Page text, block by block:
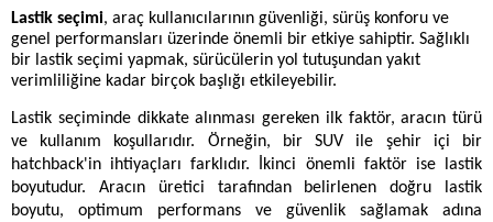
Lastik seçimi, araç kullanıcılarının güvenliği, sürüş konforu ve
genel performansları üzerinde önemli bir etkiye sahiptir. Sağlıklı
bir lastik seçimi yapmak, sürücülerin yol tutuşundan yakıt
verimliliğine kadar birçok başlığı etkileyebilir.
Lastik seçiminde dikkate alınması gereken ilk faktör, aracın türü
ve kullanım koşullarıdır. Örneğin, bir SUV ile şehir içi bir
hatchback'in ihtiyaçları farklıdır. İkinci önemli faktör ise lastik
boyutudur. Aracın üretici tarafından belirlenen doğru lastik
boyutu, optimum performans ve güvenlik sağlamak adına